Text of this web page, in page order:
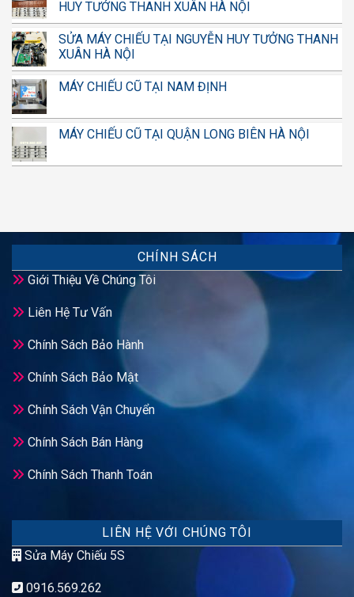
HUY TƯỞNG THANH XUÂN HÀ NỘI
SỬA MÁY CHIẾU TẠI NGUYỄN HUY TƯỞNG THANH
XUÂN HÀ NỘI
MÁY CHIẾU CŨ TẠI NAM ĐỊNH
MÁY CHIẾU CŨ TẠI QUẬN LONG BIÊN HÀ NỘI
CHÍNH SÁCH
Giới Thiệu Về Chúng Tôi
Liên Hệ Tư Vấn
Chính Sách Bảo Hành
Chính Sách Bảo Mật
Chính Sách Vận Chuyển
Chính Sách Bán Hàng
Chính Sách Thanh Toán
LIÊN HỆ VỚI CHÚNG TÔI
Sửa Máy Chiếu 5S
0916.569.262